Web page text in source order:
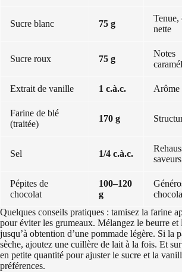
Sucre blanc 75 g
Tenue,
nette
Sucre roux 75 g
Notes
Extrait de vanille 1 c.à.c. Arôme
Farine de blé
(traitée)
170 g
Sel 1/4 c.à.c.
saveurs
Pépites de
chocolat
100–120
g
Quelques conseils pratiques : tamisez la farine
pour éviter les grumeaux. Mélangez le beurre et
jusqu’à obtention d’une pommade légère. Si la
sèche, ajoutez une cuillère de lait à la fois. Et
en petite quantité pour ajuster le sucre et la
préférences.